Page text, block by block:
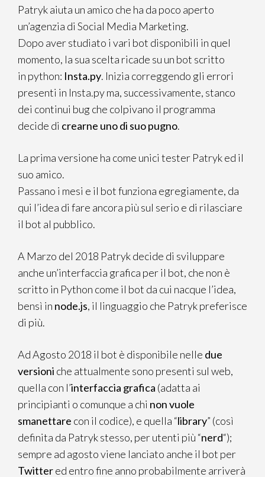
Patryk aiuta un amico che ha da poco aperto
un’agenzia di Social Media Marketing.
Dopo aver studiato i vari bot disponibili in quel
momento, la sua scelta ricade su un bot scritto
in python: Insta.py. Inizia correggendo gli errori
presenti in Insta.py ma, successivamente, stanco
dei continui bug che colpivano il programma
decide di crearne uno di suo pugno.
La prima versione ha come unici tester Patryk ed il
suo amico.
Passano i mesi e il bot funziona egregiamente, da
qui l’idea di fare ancora più sul serio e di rilasciare
il bot al pubblico.
A Marzo del 2018 Patryk decide di sviluppare
anche un’interfaccia grafica per il bot, che non è
scritto in Python come il bot da cui nacque l’idea,
bensì in node.js, il linguaggio che Patryk preferisce
di più.
Ad Agosto 2018 il bot è disponibile nelle due
versioni che attualmente sono presenti sul web,
quella con l’interfaccia grafica (adatta ai
principianti o comunque a chi non vuole
smanettare con il codice), e quella “library” (così
definita da Patryk stesso, per utenti più “nerd“);
sempre ad agosto viene lanciato anche il bot per
Twittered entro fine anno probabilmente arriverà